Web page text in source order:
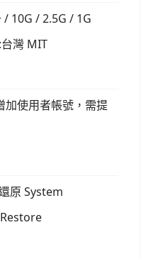
/ 10G / 2.5G / 1G
灣 MIT
使用者帳號，需提
原 System